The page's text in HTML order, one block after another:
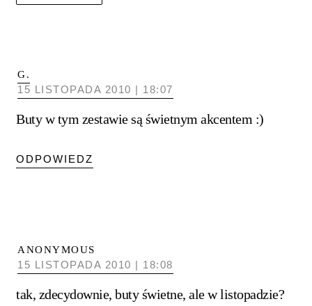
G.
15 LISTOPADA 2010 | 18:07
Buty w tym zestawie są świetnym akcentem :)
ODPOWIEDZ
ANONYMOUS
15 LISTOPADA 2010 | 18:08
tak, zdecydownie, buty świetne, ale w listopadzie?